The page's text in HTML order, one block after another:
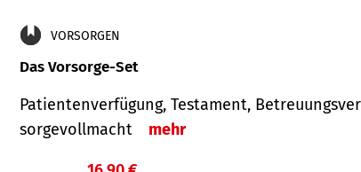
VORSORGEN
Das Vorsorge-Set
Patienten­ver­fügung, Testa­ment,
sorge­voll­macht
mehr